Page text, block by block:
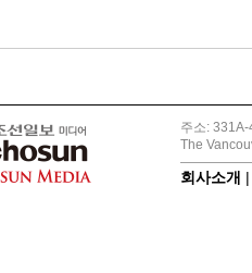
주소:
The
회사소개